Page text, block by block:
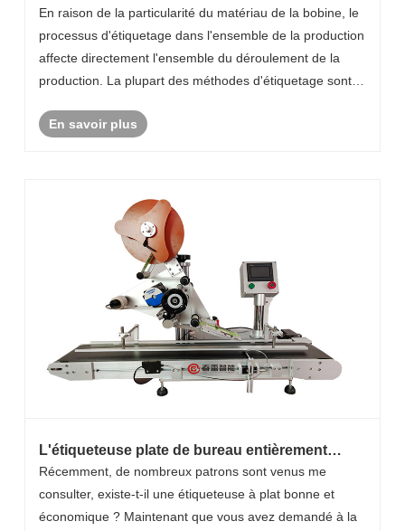
roll-to-roll et les méthodes d'étiquetage
traditionnelles : pourquoi est-elle considérée
comme le roi de l'efficacité dans le traitement
des matériaux en rouleaux ?
En raison de la particularité du matériau de la bobine, le
processus d'étiquetage dans l'ensemble de la production
affecte directement l'ensemble du déroulement de la
production. La plupart des méthodes d'étiquetage sont
automatiques. Le lancement de l......
En savoir plus
L'étiqueteuse plate de bureau entièrement
automatique vaut-elle la peine d'être achetée ?
Une analyse complète des avantages et des
inconvénients !
Récemment, de nombreux patrons sont venus me
consulter, existe-t-il une étiqueteuse à plat bonne et
économique ? Maintenant que vous avez demandé à la